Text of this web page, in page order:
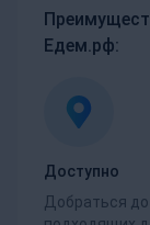
Едем.рф:
Доступно
Добраться